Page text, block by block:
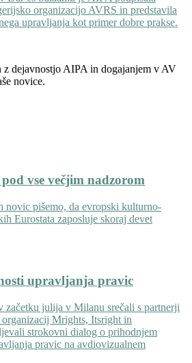
organizacijo AVRS in predstavila
upravljanja kot primer dobre prakse.
z dejavnostjo AIPA in dogajanjem v AV
novice.
vse večjim nadzorom
pišemo, da evropski kulturno-
Eurostata zaposluje skoraj devet
upravljanja pravic
začetku julija v Milanu srečali s partnerji
Mrights, Itsright in
strokovni dialog o prihodnjem
pravic na avdiovizualnem